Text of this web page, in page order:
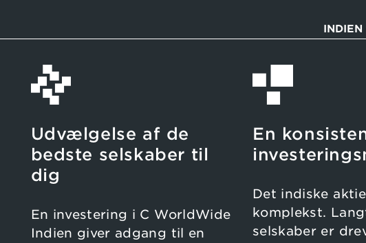
INDIEN
Udvælgelse af de
bedste selskaber til
dig
En investering i C WorldWide
Indien giver adgang til en
En
Det indiske
komplekst.
selskaber er